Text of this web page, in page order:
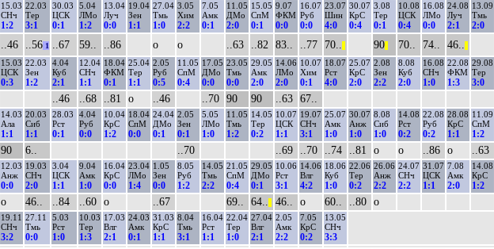
15.03
СНч
1:2
22.03
Тер
3:1
30.03
ЦСК
0:1
5.04
ЛМо
1:2
13.04
Луч
0:0
19.04
Зен
1:1
27.04
Тмь
1:0
3.05
Хим
2:2
7.05
Амк
0:1
11.05
ДМо
2:0
15.05
СпМ
0:1
9.07
ФКМ
0:0
16.07
Руб
0:0
23.07
Шин
4:0
30.07
КрС
0:4
3.08
Тер
0:1
10.08
ЦСК
0:4
16.08
ЛМо
0:0
24.08
Луч
2:1
13.09
Тмь
2:0
..46 ..56 1 ..67 59.. ..86 о о ..63 ..82 83.. ..77 70.. 90 70.. 74.. 46..
15.03
ЦСК
0:3
22.03
Зен
1:2
4.04
Куб
2:1
12.04
СНч
1:1
18.04
ФКМ
0:1
25.04
Тер
1:1
2.05
Руб
0:5
11.05
СпМ
0:4
17.05
ДМо
0:0
23.05
Тмь
0:0
29.05
Амк
2:0
14.06
ЛМо
2:0
10.07
Хим
0:1
18.07
Рст
4:0
25.07
КрС
2:0
2.08
Зен
2:2
8.08
Куб
2:0
16.08
СНч
1:0
22.08
ФКМ
1:3
29.08
Тер
3:0
..46 ..68 ..81 о ..46 ..70 90 90 ..63 67..
14.03
Ала
1:1
20.03
Сиб
1:1
28.03
Рст
0:1
4.04
Руб
0:0
10.04
КрС
1:2
18.04
СпМ
0:0
24.04
ДМо
0:1
2.05
Зен
0:1
5.05
ЛМо
1:0
11.05
Тмь
1:2
14.05
Тер
0:2
10.07
ЦСК
1:1
19.07
СНч
3:1
25.07
Амк
1:0
30.07
Анж
1:0
8.08
Сиб
1:0
14.08
Рст
0:2
22.08
Руб
0:2
28.08
КрС
1:1
11.09
СпМ
1:2
90 6.. ..70 ..69 ..70 ..74 ..81 о о ..86 о ..63
12.03
Анж
0:0
19.03
СНч
2:0
3.04
ЦСК
1:1
9.04
Амк
1:0
16.04
КрС
0:0
23.04
ЛМо
1:4
1.05
Зен
0:0
8.05
Руб
1:2
14.05
Тмь
2:2
21.05
СпМ
0:4
29.05
ДМо
0:1
10.06
Рст
3:1
14.06
Влг
4:2
18.06
Куб
1:0
22.06
Тер
0:2
26.06
Анж
2:2
24.07
СНч
2:2
31.07
ЦСК
1:1
7.08
Амк
2:0
14.08
КрС
1:2
о 46.. ..84 ..60 о ..67 69.. 64.. 46.. о 60.. ..80 о
19.11
СНч
3:2
27.11
Тмь
0:0
5.03
Рст
1:0
10.03
Тер
1:3
17.03
Влг
2:1
24.03
Амк
0:1
31.03
КрС
1:1
8.04
Тмь
3:1
16.04
Рст
1:1
22.04
Тер
1:0
27.04
Влг
2:1
2.05
Амк
2:2
7.05
КрС
0:2
13.05
СНч
3:3